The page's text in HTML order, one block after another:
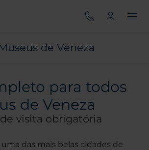
de Veneza
para todos
de Veneza
visita obrigatória
uma das mais belas cidades de